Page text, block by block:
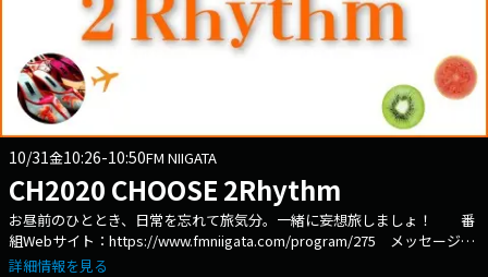
10/31金10:26-10:50FM NIIGATA
CH2020 CHOOSE 2Rhythm
お昼前のひととき、日常を忘れて旅気分。一緒に妄想旅しましょ！ 番
組Webサイト：https://www.fmniigata.com/program/275 メッセージフ
ォーム：
詳細情報を見る